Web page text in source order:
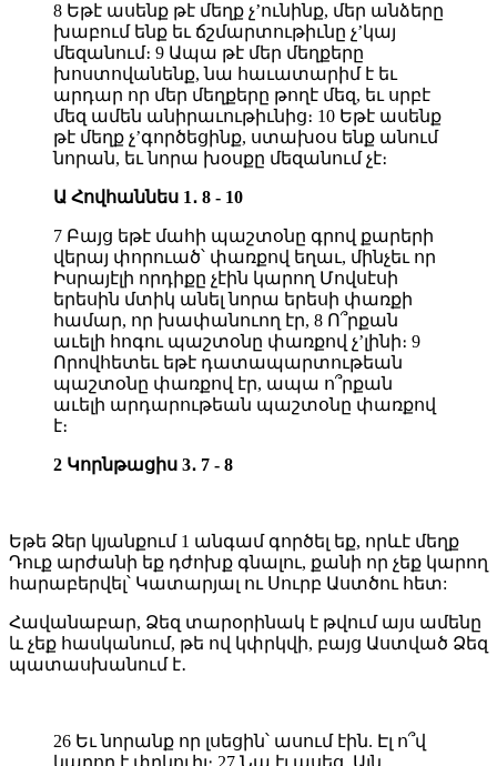
8 Եթէ ասենք թէ մեղք չ’ունինք, մեր անձերը
խաբում ենք եւ ճշմարտութիւնը չ’կայ
մեզանում։ 9 Ապա թէ մեր մեղքերը
խոստովանենք, նա հաւատարիմ է եւ
արդար որ մեր մեղքերը թողէ մեզ, եւ սրբէ
մեզ ամեն անիրաւութիւնից։ 10 Եթէ ասենք
թէ մեղք չ’գործեցինք, ստախօս ենք անում
նորան, եւ նորա խօսքը մեզանում չէ։
Ա Հովհաննես 1․ 8 - 10
7 Բայց եթէ մահի պաշտօնը գրով քարերի
վերայ փորուած՝ փառքով եղաւ, մինչեւ որ
Իսրայէլի որդիքը չէին կարող Մովսէսի
երեսին մտիկ անել նորա երեսի փառքի
համար, որ խափանուող էր, 8 Ո՞րքան
աւելի հոգու պաշտօնը փառքով չ’լինի։ 9
Որովհետեւ եթէ դատապարտութեան
պաշտօնը փառքով էր, ապա ո՞րքան
աւելի արդարութեան պաշտօնը փառքով
է։
2 Կորնթացիս 3․ 7 - 8
Եթե Ձեր կյանքում 1 անգամ գործել եք, որևէ մեղք
Դուք արժանի եք դժոխք գնալու, քանի որ չեք կարող
հարաբերվել՝ Կատարյալ ու Սուրբ Աստծու հետ:
Հավանաբար, Ձեզ տարօրինակ է թվում այս ամենը
և չեք հասկանում, թե ով կփրկվի, բայց Աստված Ձեզ
պատասխանում է․
26 Եւ նորանք որ լսեցին՝ ասում էին. Էլ ո՞վ